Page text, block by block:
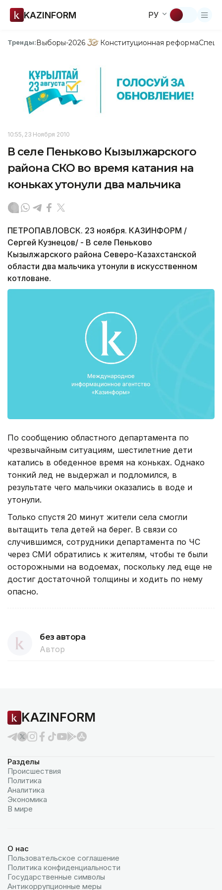
KAZINFORM РУ
Тренды:Выборы-2026 Конституционная реформа
10:55, 23 Ноября 2010
В селе Пеньково Кызылжарского
района СКО во время катания на
коньках утонули два мальчика
ПЕТРОПАВЛОВСК. 23 ноября. КАЗИНФОРМ /
Сергей Кузнецов/ - В селе Пеньково
Кызылжарского района Северо-Казахстанской
области два мальчика утонули в искусственном
котловане.
По сообщению областного департамента по
чрезвычайным ситуациям, шестилетние дети
катались в обеденное время на коньках. Однако
тонкий лед не выдержал и подломился, в
результате чего мальчики оказались в воде и
утонули.
Только спустя 20 минут жители села смогли
вытащить тела детей на берег. В связи со
случившимся, сотрудники департамента по ЧС
через СМИ обратились к жителям, чтобы те были
осторожными на водоемах, поскольку лед еще не
достиг достаточной толщины и ходить по нему
опасно.
без автора
Автор
KAZINFORM
Разделы
Происшествия
Политика
Аналитика
Экономика
В мире
О нас
Пользовательское соглашение
Политика конфиденциальности
Государственные символы
Антикоррупционные меры